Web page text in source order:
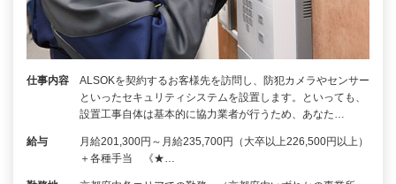
仕事内容
ALSOKを契約するお客様先を訪問し、防犯カメラやセンサー
といったセキュリティシステムを設置します。といっても、
設置工事自体は基本的に協力業者が行うため、あなた…
給与
月給201,300円～月給235,700円（大卒以上226,500円以上）
＋各種手当 《★…